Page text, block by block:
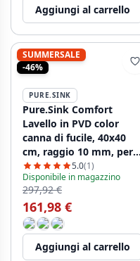
Aggiungi al carrello
SUMMERSALE
-46%
PURE.SINK
Pure.Sink Comfort
Lavello in PVD color
canna di fucile, 40x40
cm, raggio 10 mm, per
incasso, a filo piano e a
incasso superficiale
PCM4040-61
5.0(1)
Disponibile in magazzino
297,92 €
161,98 €
Aggiungi al carrello